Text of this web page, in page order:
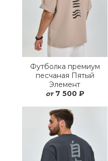
Футболка премиум
песчаная Пятый
Элемент
от 7 500 ₽